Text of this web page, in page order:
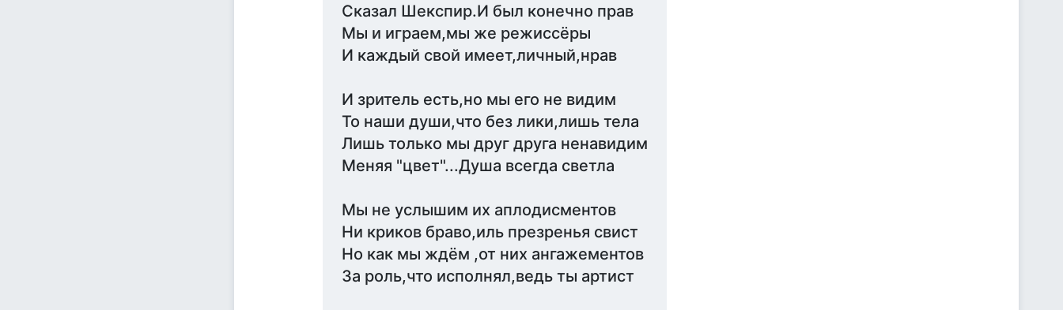
Сказал Шекспир.И был конечно прав
Мы и играем,мы же режиссёры
И каждый свой имеет,личный,нрав
И зритель есть,но мы его не видим
То наши души,что без лики,лишь тела
Лишь только мы друг друга ненавидим
Меняя "цвет"...Душа всегда светла
Мы не услышим их аплодисментов
Ни криков браво,иль презренья свист
Но как мы ждём ,от них ангажементов
За роль,что исполнял,ведь ты артист